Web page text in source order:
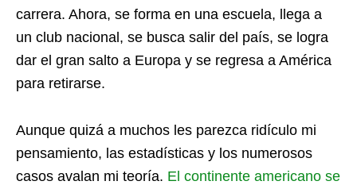
carrera. Ahora, se forma en una escuela, llega a
un club nacional, se busca salir del país, se logra
dar el gran salto a Europa y se regresa a América
para retirarse.
Aunque quizá a muchos les parezca ridículo mi
pensamiento, las estadísticas y los numerosos
casos avalan mi teoría. El continente americano se